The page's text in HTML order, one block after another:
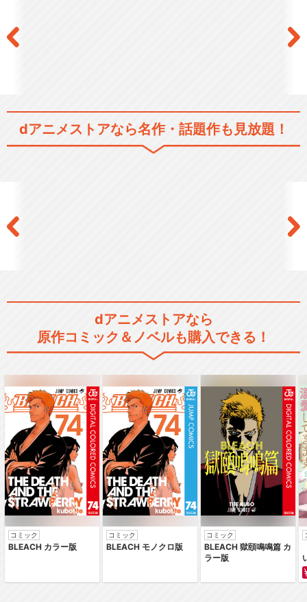
はじめの一歩 OVA 間柴vs
木村 死刑執行
dアニメストアなら名作・話題作も見放題！
dアニメストアなら
原作コミック＆ノベルも購入できる！
コミック
BLEACH カラー版
コミック
BLEACH モノクロ版
コミック
BLEACH 獄頤鳴鳴篇 カ
ラー版